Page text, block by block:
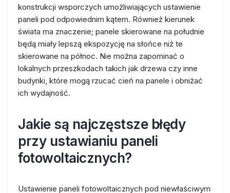
konstrukcji wsporczych umożliwiających ustawienie
paneli pod odpowiednim kątem. Również kierunek
świata ma znaczenie; panele skierowane na południe
będą miały lepszą ekspozycję na słońce niż te
skierowane na północ. Nie można zapominać o
lokalnych przeszkodach takich jak drzewa czy inne
budynki, które mogą rzucać cień na panele i obniżać
ich wydajność.
Jakie są najczęstsze błędy
przy ustawianiu paneli
fotowoltaicznych?
Ustawienie paneli fotowoltaicznych pod niewłaściwym